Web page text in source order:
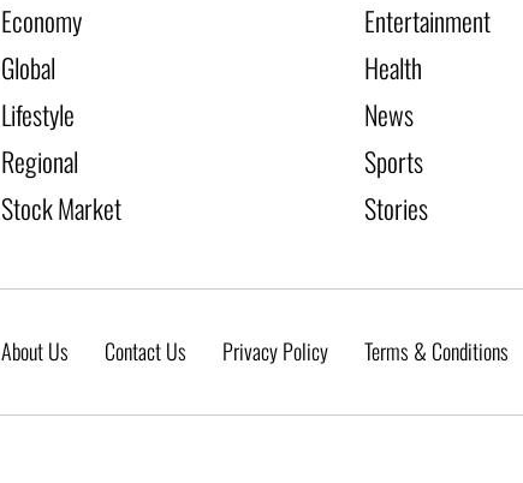
Economy
Entertainment
Global
Health
Lifestyle
News
Regional
Sports
Stock Market
Stories
About Us Contact Us Privacy Policy Terms & Conditions